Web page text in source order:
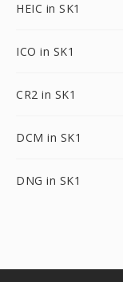
HEIC in SK1
ICO in SK1
CR2 in SK1
DCM in SK1
DNG in SK1